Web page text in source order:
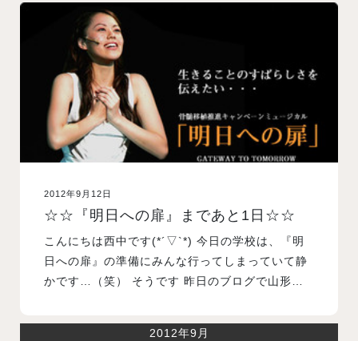
就職・デビュー
入試案内
学校情報
オープンキャンパス
訪問者別メニュー
2012年9月12日
☆☆『明日への扉』まであと1日☆☆
こんにちは西中です(*´▽`*) 今日の学校は、『明
日への扉』の準備にみんな行ってしまっていて静
かです…（笑） そうです 昨日のブログで山形…
2012年9月